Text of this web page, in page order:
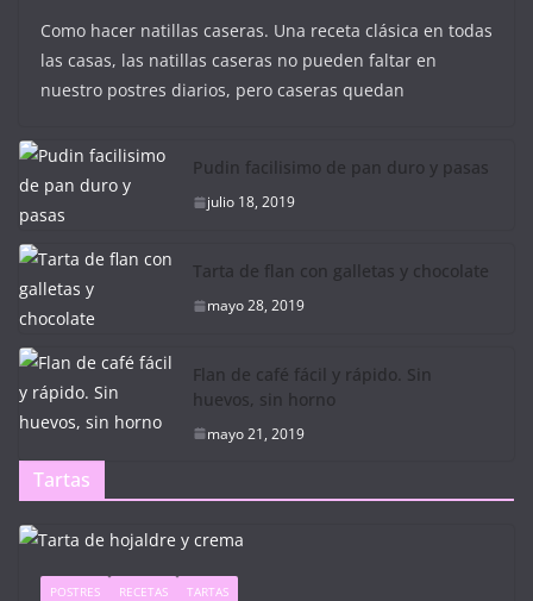
Como hacer natillas caseras. Una receta clásica en todas
las casas, las natillas caseras no pueden faltar en
nuestro postres diarios, pero caseras quedan
Pudin facilisimo de pan duro y pasas
julio 18, 2019
Tarta de flan con galletas y chocolate
mayo 28, 2019
Flan de café fácil y rápido. Sin
huevos, sin horno
mayo 21, 2019
Tartas
POSTRES RECETAS TARTAS